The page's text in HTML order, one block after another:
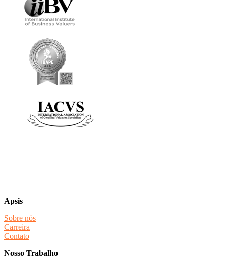
Apsis
Sobre nós
Carreira
Contato
Nosso Trabalho